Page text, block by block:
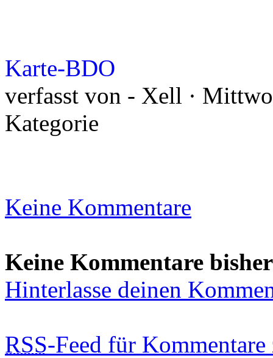
Karte-BDO
verfasst von - Xell ·
Kategorie
Keine Kommentare
Keine Kommentare bisher
Hinterlasse deinen
RSS-Feed für